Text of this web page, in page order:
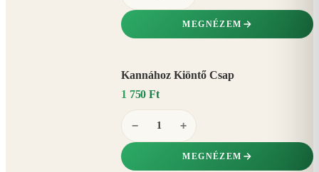
MEGNÉZEM
Kannához Kiöntő Csap
1 750 Ft
− +
MEGNÉZEM